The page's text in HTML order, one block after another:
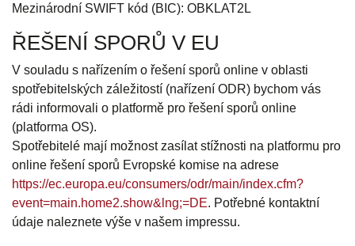
Mezinárodní SWIFT kód (BIC): OBKLAT2L
ŘEŠENÍ SPORŮ V EU
V souladu s nařízením o řešení sporů online v oblasti
spotřebitelských záležitostí (nařízení ODR) bychom vás
rádi informovali o platformě pro řešení sporů online
(platforma OS).
Spotřebitelé mají možnost zasílat stížnosti na platformu pro
online řešení sporů Evropské komise na adrese
https://ec.europa.eu/consumers/odr/main/index.cfm?
event=main.home2.show&lng;=DE. Potřebné kontaktní
údaje naleznete výše v našem impressu.